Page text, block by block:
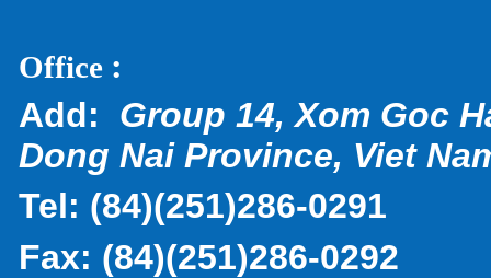
Office :
Add: Group 14, Xom Goc
Dong Nai Province, Viet
Tel: (84)(251)286-0291
Fax: (84)(251)286-0292